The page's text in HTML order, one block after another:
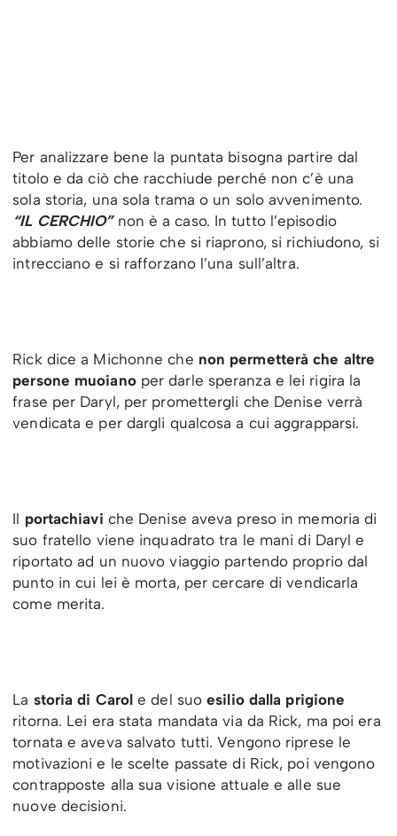
Per analizzare bene la puntata bisogna partire dal
titolo e da ciò che racchiude perché non c’è una
sola storia, una sola trama o un solo avvenimento.
“IL CERCHIO”non è a caso. In tutto l’episodio
abbiamo delle storie che si riaprono, si richiudono, si
intrecciano e si rafforzano l’una sull’altra.
Rick dice a Michonne che non permetterà che altre
persone muoianoper darle speranza e lei rigira la
frase per Daryl, per promettergli che Denise verrà
vendicata e per dargli qualcosa a cui aggrapparsi.
Il portachiavi che Denise aveva preso in memoria di
suo fratello viene inquadrato tra le mani di Daryl e
riportato ad un nuovo viaggio partendo proprio dal
punto in cui lei è morta, per cercare di vendicarla
come merita.
La storia di Carol e del suoesilio dalla prigione
ritorna. Lei era stata mandata via da Rick, ma poi era
tornata e aveva salvato tutti. Vengono riprese le
motivazioni e le scelte passate di Rick, poi vengono
contrapposte alla sua visione attuale e alle sue
nuove decisioni.